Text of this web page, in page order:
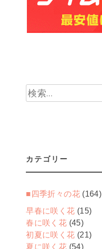
検
索:
カテゴリー
■四季折々の花(164)
早春に咲く花 (15)
春に咲く花 (45)
初夏に咲く花 (21)
夏に咲く花 (54)